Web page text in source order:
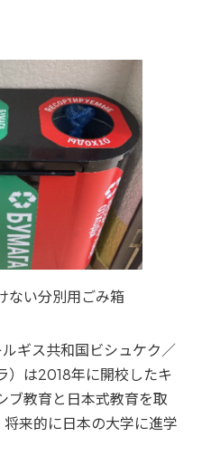
ない分別用ごみ箱
ギス共和国ビシュケク／
）は2018年に開校したキ
ブ教育と日本式教育を取
将来的に日本の大学に進学